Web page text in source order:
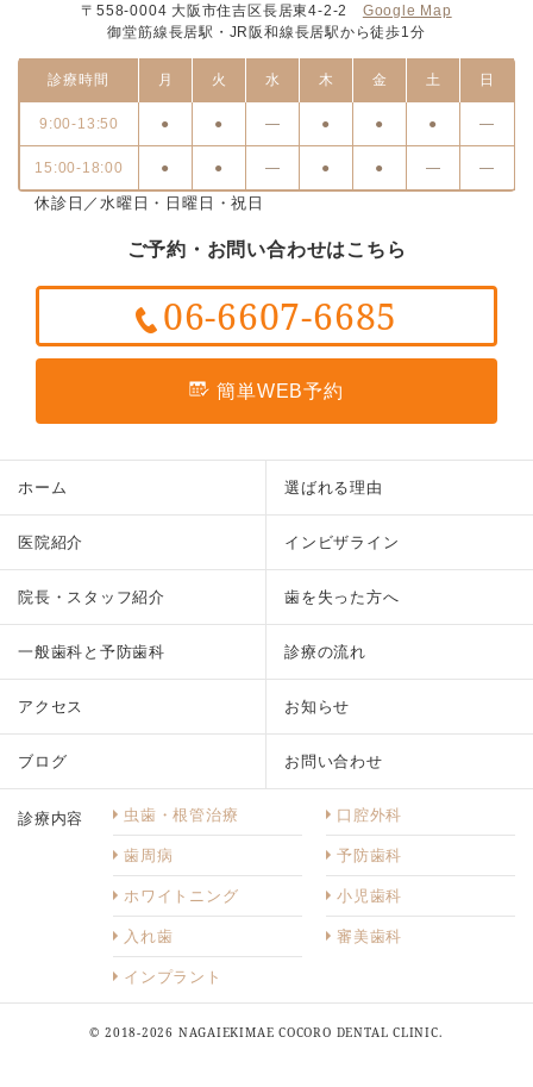
〒558-0004 大阪市住吉区長居東4-2-2 Google Map
御堂筋線長居駅・JR阪和線長居駅から徒歩1分
診療時間 月 火 水 木 金 土 日
9:00-13:50 ● ● ― ● ● ● ―
15:00-18:00 ● ● ― ● ● ― ―
休診日／水曜日・日曜日・祝日
ご予約・お問い合わせはこちら
06-6607-6685
簡単WEB予約
ホーム 選ばれる理由
医院紹介 インビザライン
院長・スタッフ紹介 歯を失った方へ
一般歯科と予防歯科 診療の流れ
アクセス お知らせ
ブログ お問い合わせ
診療内容 虫歯・根管治療 口腔外科
歯周病 予防歯科
ホワイトニング 小児歯科
入れ歯 審美歯科
インプラント
© 2018-2026 NAGAIEKIMAE COCORO DENTAL CLINIC.